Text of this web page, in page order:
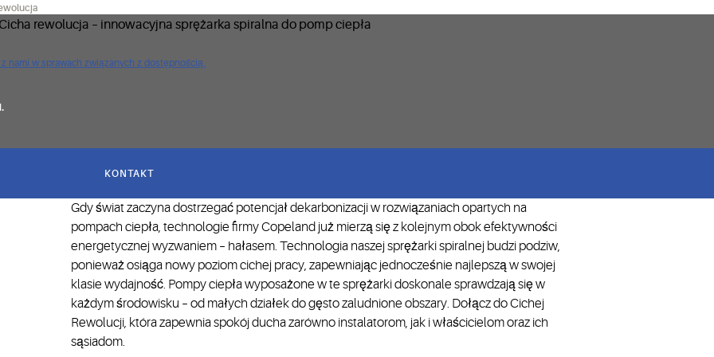
nami w sprawach związanych z dostępnością.
KONTAKT
Gdy świat zaczyna dostrzegać potencjał dekarbonizacji w rozwiązaniach opartych na
pompach ciepła, technologie firmy Copeland już mierzą się z kolejnym obok efektywności
energetycznej wyzwaniem – hałasem. Technologia naszej sprężarki spiralnej budzi podziw,
ponieważ osiąga nowy poziom cichej pracy, zapewniając jednocześnie najlepszą w swojej
klasie wydajność. Pompy ciepła wyposażone w te sprężarki doskonale sprawdzają się w
każdym środowisku – od małych działek do gęsto zaludnione obszary. Dołącz do Cichej
Rewolucji, która zapewnia spokój ducha zarówno instalatorom, jak i właścicielom oraz ich
sąsiadom.